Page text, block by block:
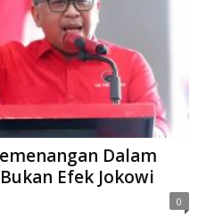
Dalam
Efek Jokowi
0